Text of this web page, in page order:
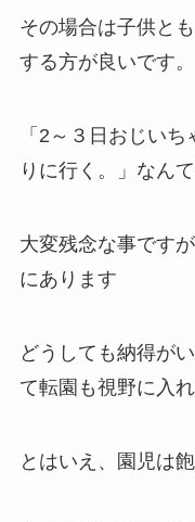
その場合は子供と
する方が良いです。
「2～３日おじい
りに行く。」なん
大変残念な事です
にあります
どうしても納得が
て転園も視野に入
とはいえ、園児は